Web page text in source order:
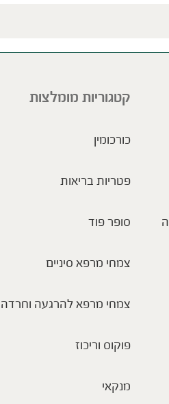
קטגוריות מומלצות
כורכומין
פטריות בריאות
סופר פוד
צמחי מרפא סיניים
צמחי מרפא להרגעה וחרדה
פוקוס וריכוז
מנקאי